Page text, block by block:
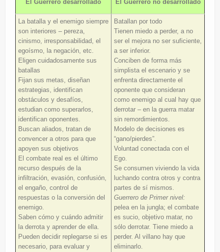
El Guerrero desarrollado El Guerrero no desarrollado
La batalla y el enemigo siempre
son interiores – pereza,
cinismo, irresponsabilidad, el
egoísmo, la negación, etc.
Eligen cuidadosamente sus
batallas
Fijan sus metas, diseñan
estrategias, identifican
obstáculos y desafíos,
estudian como superarlos,
identifican oponentes.
Buscan aliados, tratan de
convencer a otros para que
apoyen sus objetivos
El combate real es el último
recurso después de la
infiltración, evasión, confusión,
el engaño, control de
respuestas o la conversión del
enemigo.
Saben cómo y cuándo admitir
la derrota y aprender de ella.
Pueden decidir replegarse si es
necesario, para evaluar y
Batallan por todo
Tienen miedo a perder, a no
ser el mejora no ser suficiente,
a ser inferior.
Conciben de forma más
simplista el escenario y se
enfrenta directamente el
oponente que consideran
como enemigo al cual hay que
derrotar – en la guerra matar
sin remordimientos.
Modelo de decisiones es
“gano/pierdes”.
Voluntad conectada con el
Ego.
Se consumen viviendo la vida
luchando contra otros y contra
partes de sí mismos.
Guerrero de Primer nivel:
pelea en la jungla; el combate
es sucio, objetivo matar, no
sólo derrotar. Tiene miedo a
perder. Al villano hay que
eliminarlo.